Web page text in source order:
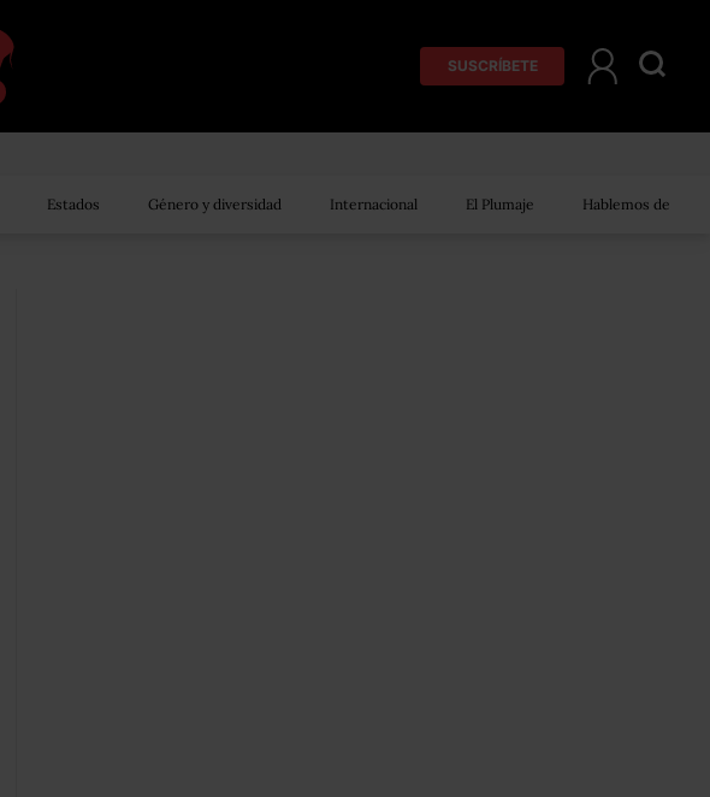
SUSCRÍBETE
Estados Género y diversidad Internacional El Plumaje Hablemos de